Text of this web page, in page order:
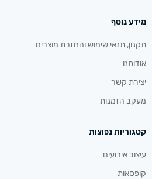
מידע נוסף
תקנון, תנאי שימוש והחזרת מוצרים
אודותנו
יצירת קשר
מעקב הזמנות
קטגוריות נפוצות
עיצוב אירועים
קופסאות